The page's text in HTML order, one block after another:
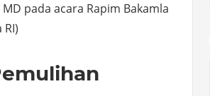
pada acara Rapim Bakamla